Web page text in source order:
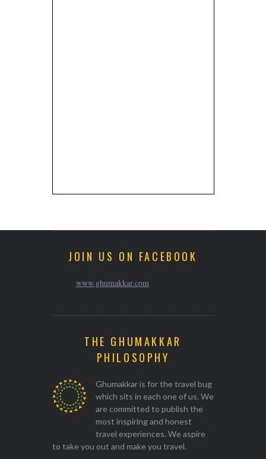
JOIN US ON FACEBOOK
www.ghumakkar.com
THE GHUMAKKAR
PHILOSOPHY
Ghumakkar is for the travel bug
which sits in each one of us. We
are committed to publish the
most inspiring and honest
travel experiences. We aspire
to take you out and make you travel.